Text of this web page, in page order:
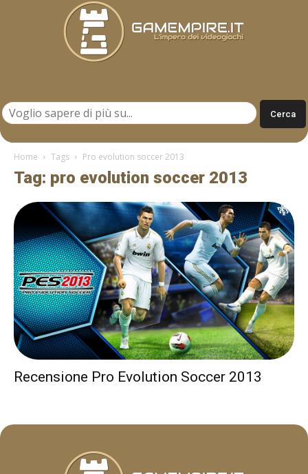
Home Tags Pro evolution soccer 2013
Tag: pro evolution soccer 2013
Recensione Pro Evolution Soccer 2013